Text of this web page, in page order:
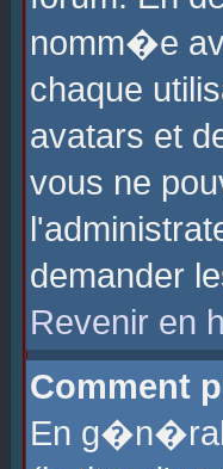
nomm�e
chaque
avatars et
vous ne
demander
Revenir en
Comment
En